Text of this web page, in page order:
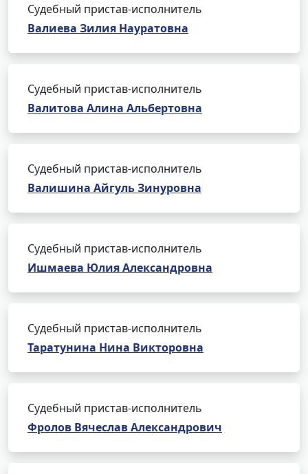
Судебный пристав-исполнитель
Валиева Зилия Науратовна
Судебный пристав-исполнитель
Валитова Алина Альбертовна
Судебный пристав-исполнитель
Валишина Айгуль Зинуровна
Судебный пристав-исполнитель
Ишмаева Юлия Александровна
Судебный пристав-исполнитель
Таратунина Нина Викторовна
Судебный пристав-исполнитель
Фролов Вячеслав Александрович